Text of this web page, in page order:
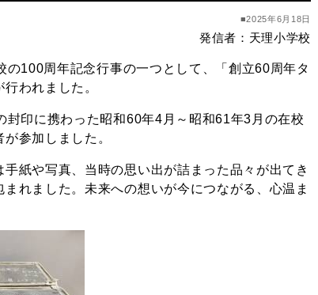
■2025年6月18日
発信者：天理小学校
の100周年記念行事の一つとして、「創立60周年タ
われました。
封印に携わった昭和60年4月～昭和61年3月の在校
参加しました。
紙や写真、当時の思い出が詰まった品々が出てき
れました。未来への想いが今につながる、心温ま